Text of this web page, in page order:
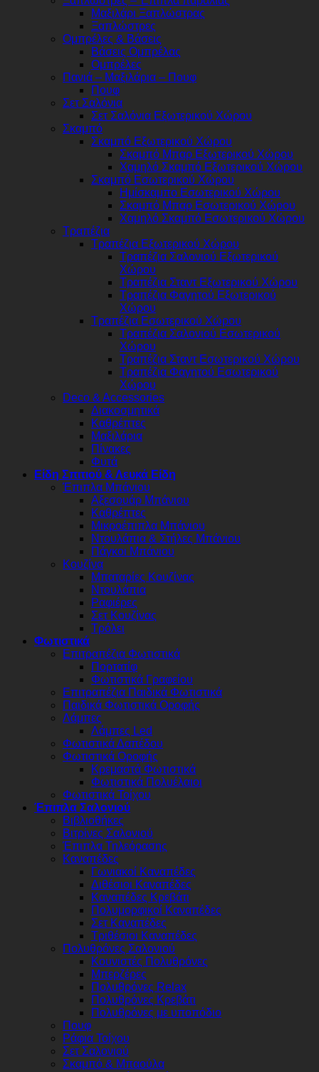
Μαξιλάρι Ξαπλώστρας
Ξαπλώστρες
Ομπρέλες & Βάσεις
Βάσεις Ομπρέλας
Ομπρέλες
Πανιά – Μαξιλάρια – Πουφ
Πουφ
Σετ Σαλόνια
Σετ Σαλόνια Εξωτερικού Χώρου
Σκαμπό
Σκαμπό Εξωτερικού Χώρου
Σκαμπό Μπαρ Εξωτερικού Χώρου
Χαμηλό Σκαμπό Εξωτερικού Χώρου
Σκαμπό Εσωτερικού Χώρου
Ημίσκαμπο Εσωτερικού Χώρου
Σκαμπό Μπαρ Εσωτερικού Χώρου
Χαμηλό Σκαμπό Εσωτερικού Χώρου
Τραπέζια
Τραπέζια Εξωτερικού Χώρου
Τραπέζια Σαλονιού Εξωτερικού
Χώρου
Τραπέζια Σταντ Εξωτερικού Χώρου
Τραπέζια Φαγητού Εξωτερικού
Χώρου
Τραπέζια Εσωτερικού Χώρου
Τραπέζια Σαλονιού Εσωτερικού
Χώρου
Τραπέζια Σταντ Εσωτερικού Χώρου
Τραπέζια Φαγητού Εσωτερικού
Χώρου
Deco & Accessories
Διακοσμητικά
Καθρέπτες
Μαξιλάρια
Πίνακες
Φυτά
Είδη Σπιτιού & Λευκά Είδη
Έπιπλα Μπάνιου
Αξεσουάρ Μπάνιου
Καθρέπτες
Μικροέπιπλα Μπάνιου
Ντουλάπια & Στήλες Μπάνιου
Πάγκοι Μπάνιου
Κουζίνα
Μπαταρίες Κουζίνας
Ντουλάπια
Ραφιέρες
Σετ Κουζίνας
Τρόλει
Φωτιστικά
Επιτραπέζια Φωτιστικά
Πορτατίφ
Φωτιστικά Γραφείου
Επιτραπέζια Παιδικά Φωτιστικά
Παιδικά Φωτιστικά Οροφής
Λάμπες
Λάμπες Led
Φωτιστικά Δαπέδου
Φωτιστικά Οροφής
Κρεμαστά Φωτιστικά
Φωτιστικά Πολυέλαιοι
Φωτιστικά Τοίχου
Έπιπλα Σαλονιού
Βιβλιοθήκες
Βιτρίνες Σαλονιού
Έπιπλα Τηλεόρασης
Καναπέδες
Γωνιακοί Καναπέδες
Διθέσιοι Καναπέδες
Καναπέδες Κρεβάτι
Πολυμορφικοί Καναπέδες
Σετ Καναπέδες
Τριθέσιοι Καναπέδες
Πολυθρόνες Σαλονιού
Κουνιστές Πολυθρόνες
Μπερζέρες
Πολυθρόνες Relax
Πολυθρόνες Κρεβάτι
Πολυθρόνες με υποπόδιο
Πουφ
Ράφια Τοίχου
Σετ Σαλονιού
Σκαμπό & Μπαούλα